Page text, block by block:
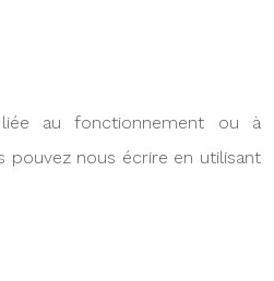
au fonctionnement ou à
pouvez nous écrire en utilisant